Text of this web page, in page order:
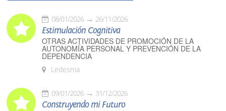
08/01/2026 26/11/2026
Estimulación Cognitiva
OTRAS ACTIVIDADES DE PROMOCIÓN DE LA
AUTONOMÍA PERSONAL Y PREVENCIÓN DE LA
DEPENDENCIA
Ledesma
09/01/2026 31/12/2026
Construyendo mi Futuro